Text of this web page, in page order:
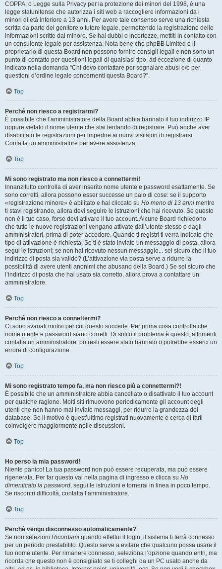
COPPA, o Legge sulla Privacy per la protezione dei minori del 1998, è una
legge statunitense che autorizza i siti web a raccogliere informazioni da i
minori di età inferiore a 13 anni. Per avere tale consenso serve una richiesta
scritta da parte del genitore o tutore legale, permettendo la registrazione delle
informazioni scritte dal minore. Se hai dubbi o incertezze, mettiti in contatto con
un consulente legale per assistenza. Nota bene che phpBB Limited e il
proprietario di questa Board non possono fornire consigli legali e non sono un
punto di contatto per questioni legali di qualsiasi tipo, ad eccezione di quanto
indicato nella domanda “Chi devo contattare per segnalare abusi e/o per
questioni d’ordine legale concernenti questa Board?”.
Top
Perché non riesco a registrarmi?
È possibile che l’amministratore della Board abbia bannato il tuo indirizzo IP
oppure vietato il nome utente che stai tentando di registrare. Può anche aver
disabilitato le registrazioni per impedire ai nuovi visitatori di registrarsi.
Contatta un amministratore per avere assistenza.
Top
Mi sono registrato ma non riesco a connettermi!
Innanzitutto controlla di aver inserito nome utente e password esattamente. Se
sono corretti, allora possono esser successe un paio di cose: se il supporto
«registrazione minore» è abilitato e hai cliccato su Ho meno di 13 anni mentre
ti stavi registrando, allora devi seguire le istruzioni che hai ricevuto. Se questo
non è il tuo caso, forse devi attivare il tuo account. Alcune Board richiedono
che tutte le nuove registrazioni vengano attivate dall’utente stesso o dagli
amministratori, prima di poter accedere. Quando ti registri ti verrà indicato che
tipo di attivazione è richiesta. Se ti è stato inviato un messaggio di posta, allora
segui le istruzioni; se non hai ricevuto nessun messaggio... sei sicuro che il tuo
indirizzo di posta sia valido? (L’attivazione via posta serve a ridurre la
possibilità di avere utenti anonimi che abusano della Board.) Se sei sicuro che
l’indirizzo di posta che hai usato sia corretto, allora prova a contattare un
amministratore.
Top
Perché non riesco a connettermi?
Ci sono svariati motivi per cui questo succede. Per prima cosa controlla che
nome utente e password siano corretti. Di solito il problema è questo, altrimenti
contatta un amministratore: potresti essere stato bannato o potrebbe esserci un
errore di configurazione.
Top
Mi sono registrato tempo fa, ma non riesco più a connettermi?!
È possibile che un amministratore abbia cancellato o disattivato il tuo account
per qualche ragione. Molti siti rimuovono periodicamente gli account degli
utenti che non hanno mai inviato messaggi, per ridurre la grandezza del
database. Se il motivo è quest’ultimo registrati nuovamente e cerca di farti
coinvolgere maggiormente nelle discussioni.
Top
Ho perso la mia password!
Niente panico! La tua password non può essere recuperata, ma può essere
rigenerata. Per far questo vai nella pagina di ingresso e clicca su Ho
dimenticato la password, segui le istruzioni e tornerai in linea in poco tempo.
Se riscontri difficoltà, contatta l’amministratore.
Top
Perché vengo disconnesso automaticamente?
Se non selezioni Ricordami quando effettui il login, il sistema ti terrà connesso
per un periodo prestabilito. Questo serve a evitare che qualcuno possa usare il
tuo nome utente. Per rimanere connesso, seleziona l’opzione quando entri, ma
ricorda che questo non è consigliato se ti colleghi da un PC usato anche da